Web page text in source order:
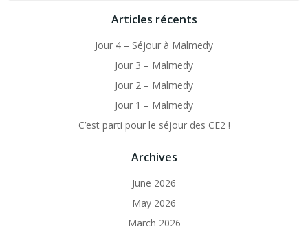
Articles récents
Jour 4 – Séjour à Malmedy
Jour 3 – Malmedy
Jour 2 – Malmedy
Jour 1 – Malmedy
C’est parti pour le séjour des CE2 !
Archives
June 2026
May 2026
March 2026